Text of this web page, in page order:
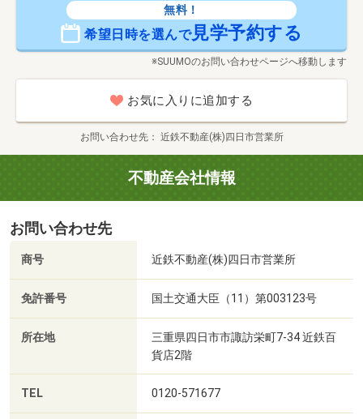
無料！
希望日時を選んで見学予約する
※SUUMOのお問い合わせページへ移動します
お気に入りに追加する
お問い合わせ先 近鉄不動産(株)四日市営業所
不動産会社情報
お問い合わせ先
商号 近鉄不動産(株)四日市営業所
免許番号 国土交通大臣（11）第003123号
所在地
三重県四日市市諏訪栄町7-34 近鉄百
貨店2階
TEL 0120-571677